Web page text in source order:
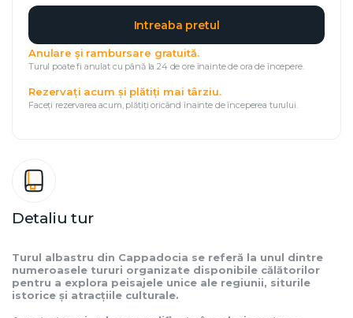
Detaliu tur
Turul albastru din Cappadocia se referă la unul dintre
numeroasele tururi organizate disponibile călătorilor
pentru a explora peisajele unice ale regiunii, siturile
istorice și atracțiile culturale.
Intreaba pretul
Anulare și rambursare gratuită.
Turul poate fi anulat cu până la 24 de ore înainte de ora de începere.
Rezervați acum și plătiți mai târziu.
Faceți rezervarea acum, plătiți oricând înainte de începerea turului.